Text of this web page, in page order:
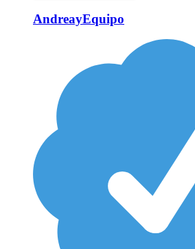
AndreayEquipo